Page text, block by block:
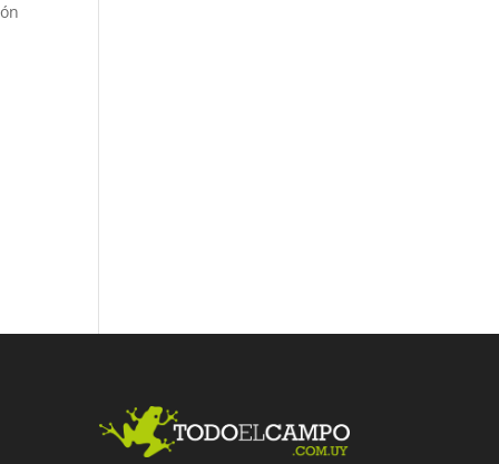
Fac
ebo
Twit
ter